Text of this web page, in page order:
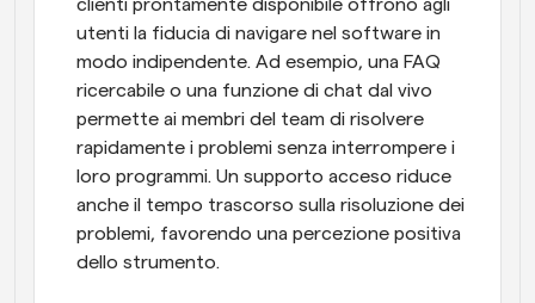
clienti prontamente disponibile offrono agli
utenti la fiducia di navigare nel software in
modo indipendente. Ad esempio, una FAQ
ricercabile o una funzione di chat dal vivo
permette ai membri del team di risolvere
rapidamente i problemi senza interrompere i
loro programmi. Un supporto acceso riduce
anche il tempo trascorso sulla risoluzione dei
problemi, favorendo una percezione positiva
dello strumento.